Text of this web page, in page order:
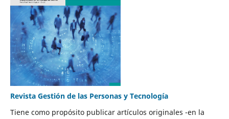
Revista Gestión de las Personas y Tecnología
Tiene como propósito publicar artículos originales -en la